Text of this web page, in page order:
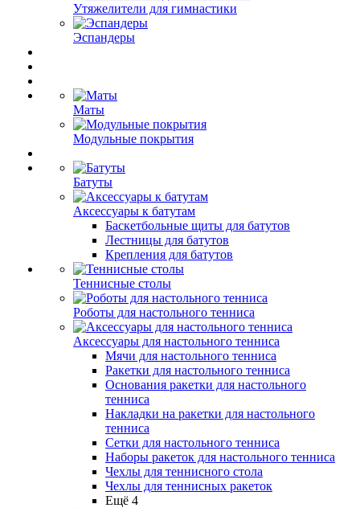
Утяжелители для гимнастики
Эспандеры
Маты
Модульные покрытия
Батуты
Аксессуары к батутам
Баскетбольные щиты для батутов
Лестницы для батутов
Крепления для батутов
Теннисные столы
Роботы для настольного тенниса
Аксессуары для настольного тенниса
Мячи для настольного тенниса
Ракетки для настольного тенниса
Основания ракетки для настольного
тенниса
Накладки на ракетки для настольного
тенниса
Сетки для настольного тенниса
Наборы ракеток для настольного тенниса
Чехлы для теннисного стола
Чехлы для теннисных ракеток
Ещё 4